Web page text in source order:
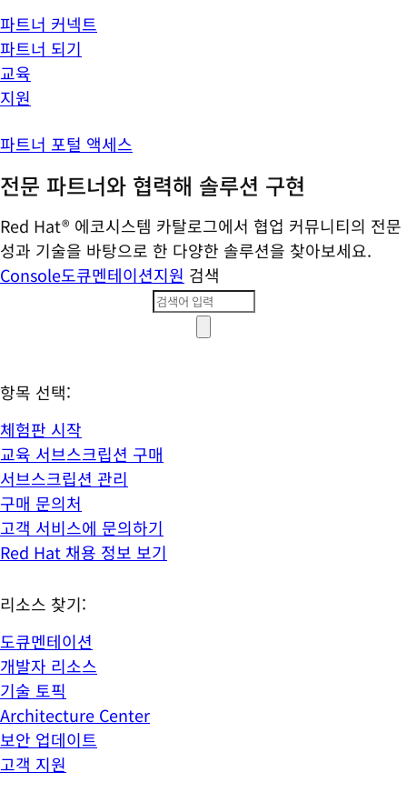
파트너 커넥트
파트너 되기
교육
지원
파트너 포털 액세스
전문 파트너와 협력해 솔루션 구현
Red Hat® 에코시스템 카탈로그에서 협업 커뮤니티의 전문
성과 기술을 바탕으로 한 다양한 솔루션을 찾아보세요.
Console도큐멘테이션지원 검색
항목 선택:
체험판 시작
교육 서브스크립션 구매
서브스크립션 관리
구매 문의처
고객 서비스에 문의하기
Red Hat 채용 정보 보기
리소스 찾기:
도큐멘테이션
개발자 리소스
기술 토픽
Architecture Center
보안 업데이트
고객 지원